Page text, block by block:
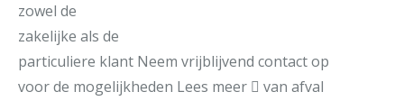
zowel de
zakelijke als de
particuliere klant Neem vrijblijvend contact op
voor de mogelijkheden Lees meer
van afval